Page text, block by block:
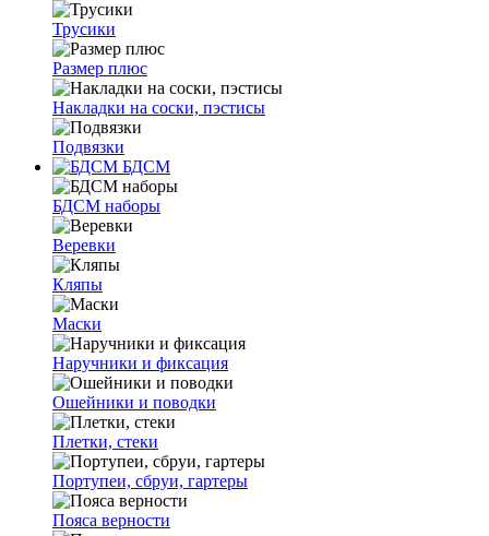
Трусики
Размер плюс
Накладки на соски, пэстисы
Подвязки
БДСМ
БДСМ наборы
Веревки
Кляпы
Маски
Наручники и фиксация
Ошейники и поводки
Плетки, стеки
Портупеи, сбруи, гартеры
Пояса верности